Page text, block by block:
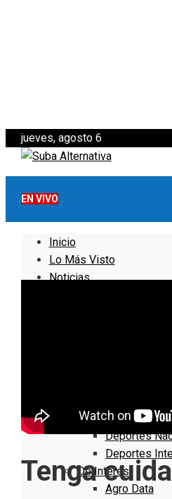
jueves, agosto 6
EN VIVO
Inicio
Lo Más Visto
Noticias
Deportes
Deportes
Deportes
De Interés
Agro Data
Tenga